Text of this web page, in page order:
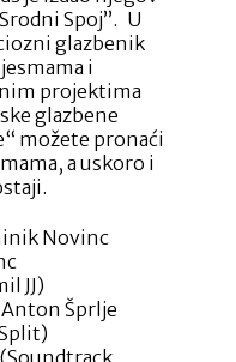
Spoj”. U
glazbenik
i
projektima
glazbene
možete pronaći
a uskoro i
Novinc
JJ)
Šprlje